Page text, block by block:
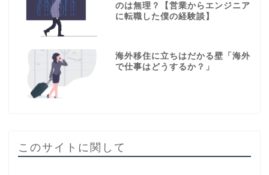
のは無理？【営業からエンジニア
に転職した僕の経験談】
海外移住に立ちはだかる壁「海外
で仕事はどうするか？」
このサイトに関して